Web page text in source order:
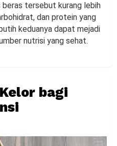
tersebut kurang lebih
dan protein yang
keduanya dapat mejadi
nutrisi yang sehat.
bagi